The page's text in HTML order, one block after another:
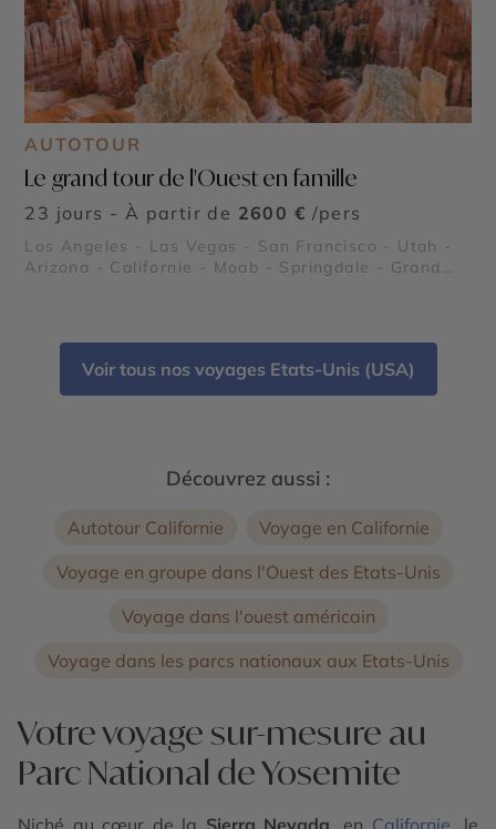
AUTOTOUR
Le grand tour de l'Ouest en famille
23 jours - À partir de 2600 € /pers
Los Angeles - Las Vegas - San Francisco - Utah -
Arizona - Californie - Moab - Springdale - Grand
Canyonlands - Alcatraz - Route panoramique
Highway 1 - Parc National de Zion - Parc National
de Arches - Parc National de Capitol Reef
Voir tous nos voyages Etats-Unis (USA)
Découvrez aussi :
Autotour Californie
Voyage en Californie
Voyage en groupe dans l'Ouest des Etats-Unis
Voyage dans l'ouest américain
Voyage dans les parcs nationaux aux Etats-Unis
Votre voyage sur-mesure au
Parc National de Yosemite
Niché au cœur de la Sierra Nevada , en Californie , le